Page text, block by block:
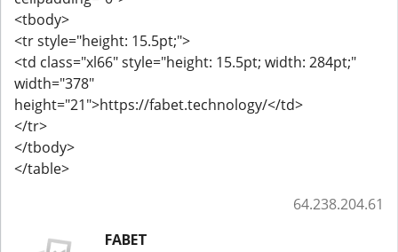
<tbody>
<tr style="height: 15.5pt;">
<td class="xl66" style="height: 15.5pt; width: 284pt;"
width="378"
height="21">https://fabet.technology/</td>
</tr>
</tbody>
</table>
64.238.204.61
FABET